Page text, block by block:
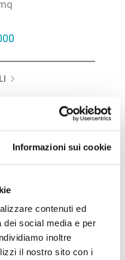
Informazioni sui cookie
contenuti ed
dei social media e per
inoltre
il nostro sito con i